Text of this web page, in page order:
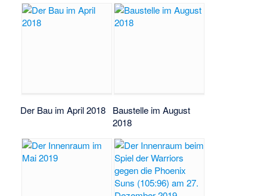
Der Bau im April 2018
Baustelle im August
2018